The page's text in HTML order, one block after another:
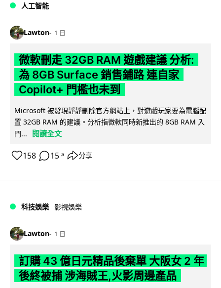
人工智能
Lawton 1 日
微軟刪走 32GB RAM 遊戲建議 分析:
為 8GB Surface 銷售鋪路 連自家
Copilot+ 門檻也未到
Microsoft 被發現靜靜刪除官方網站上，對遊戲玩家要為電腦配
置 32GB RAM 的建議。分析指微軟同時新推出的 8GB RAM 入
門...
閱讀全文
158 15 ↗ 分享
科技娛樂 影視娛樂
Lawton 1 日
訂購 43 億日元精品後棄單 大阪女 2 年
後終被捕 涉海賊王,火影周邊產品